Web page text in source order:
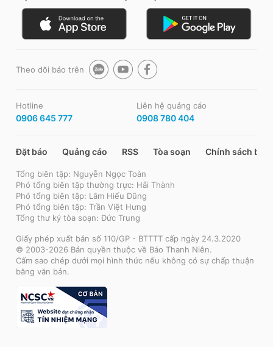
Theo dõi báo trên
Hotline
0906 645 777
Liên hệ quảng cáo
0908 780 404
Đặt báo Quảng cáo RSS Tòa soạn Chính sách bảo
Tổng biên tập: Nguyễn Ngọc Toàn
Phó tổng biên tập thường trực: Hải Thành
Phó tổng biên tập: Lâm Hiếu Dũng
Phó tổng biên tập: Trần Việt Hưng
Tổng thư ký tòa soạn: Đức Trung
Giấy phép xuất bản số 110/GP - BTTTT cấp ngày 24.3.2020
© 2003-2026 Bản quyền thuộc về Báo Thanh Niên.
Cấm sao chép dưới mọi hình thức nếu không có sự chấp thuận
bằng văn bản.